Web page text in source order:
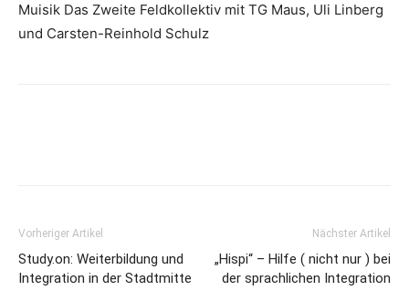
Muisik Das Zweite Feldkollektiv mit TG Maus, Uli Linberg
und Carsten-Reinhold Schulz
Vorheriger Artikel
Study.on: Weiterbildung und
Integration in der Stadtmitte
Nächster Artikel
„Hispi“ – Hilfe ( nicht nur ) bei
der sprachlichen Integration